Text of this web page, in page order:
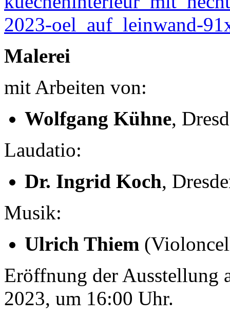
Malerei
mit Arbeiten von:
Wolfgang Kühne,
Laudatio:
Dr. Ingrid Koch,
Musik:
Ulrich Thiem
Eröffnung der Ausstellung
2023, um 16:00 Uhr.